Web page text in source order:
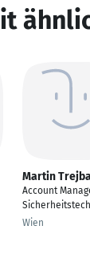
Martin
Account
Wien